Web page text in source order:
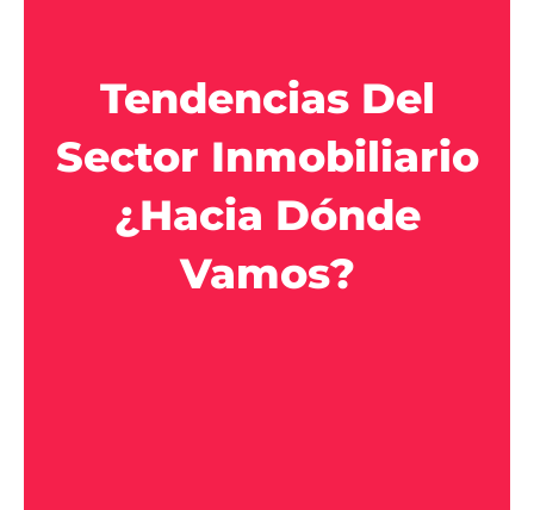
Tendencias Del
Sector Inmobiliario
¿Hacia Dónde
Vamos?